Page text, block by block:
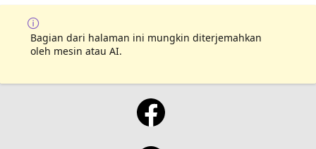
Bagian dari halaman ini mungkin diterjemahkan
oleh mesin atau AI.